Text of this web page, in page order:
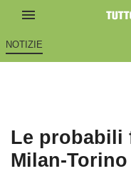
NOTIZIE
Le probabili
Milan-Torino